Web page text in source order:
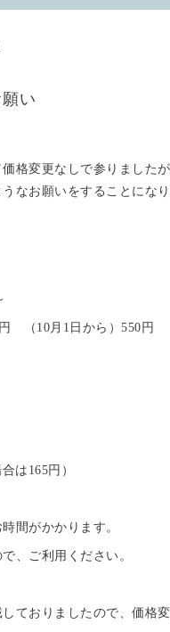
い
格変更なしで参りました
なお願いをすることにな
（10月1日から）550円
は165円）
間がかかります。
、ご利用ください。
ておりましたので、価格